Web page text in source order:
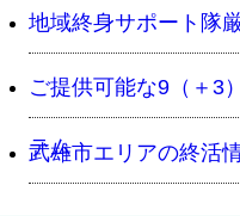
地域終身サポート隊
ご提供可能な9（＋3
テム
武雄市エリアの終活